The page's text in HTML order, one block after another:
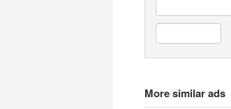
More similar ads